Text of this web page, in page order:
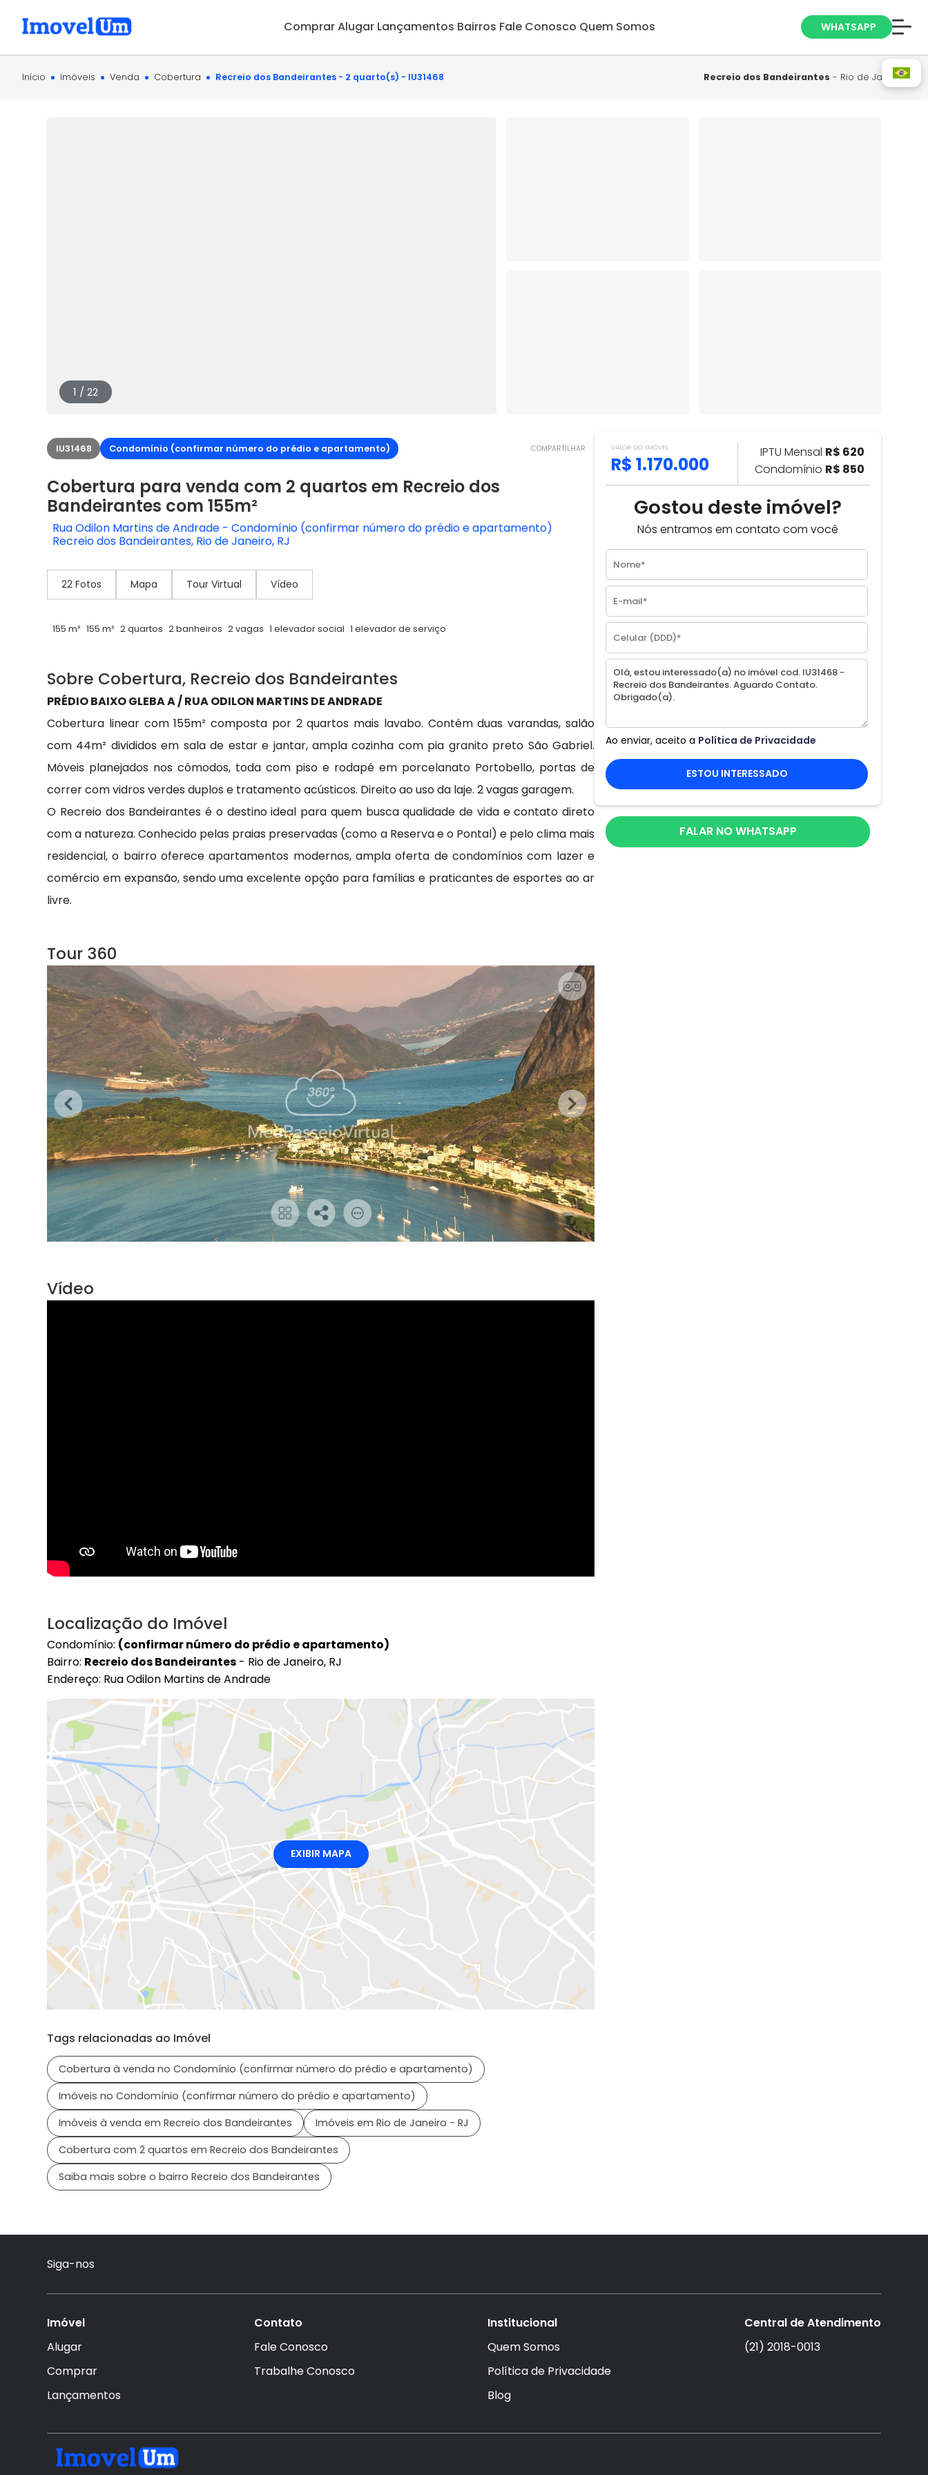
ComprarAlugar Lançamentos Bairros Fale Conosco Quem Somos WHATSAPP
Anuncie seu
Imóvel
Trabalhe Conosco
Início Imóveis Venda Cobertura Recreio dos Bandeirantes - 2 quarto(s) - IU31468 Recreio dos Bandeirantes - Rio de Janeiro
1 / 22
IU31468 Condomínio (confirmar número do prédio e apartamento) COMPARTILHAR
Cobertura para venda com 2 quartos em Recreio dos
Bandeirantes com 155m²
Rua Odilon Martins de Andrade - Condomínio (confirmar número do prédio e apartamento)
Recreio dos Bandeirantes, Rio de Janeiro, RJ
22 Fotos Mapa Tour Virtual Vídeo
155 m² 155 m² 2 quartos 2 banheiros 2 vagas 1 elevador social 1 elevador de serviço
Sobre Cobertura, Recreio dos Bandeirantes
PRÉDIO BAIXO GLEBA A / RUA ODILON MARTINS DE ANDRADE
Cobertura linear com 155m² composta por 2 quartos mais lavabo. Contém duas varandas, salão
com 44m² divididos em sala de estar e jantar, ampla cozinha com pia granito preto São Gabriel.
Móveis planejados nos cômodos, toda com piso e rodapé em porcelanato Portobello, portas de
correr com vidros verdes duplos e tratamento acústicos. Direito ao uso da laje. 2 vagas garagem.
O Recreio dos Bandeirantes é o destino ideal para quem busca qualidade de vida e contato direto
com a natureza. Conhecido pelas praias preservadas (como a Reserva e o Pontal) e pelo clima mais
residencial, o bairro oferece apartamentos modernos, ampla oferta de condomínios com lazer e
comércio em expansão, sendo uma excelente opção para famílias e praticantes de esportes ao ar
livre.
Tour 360
Vídeo
Localização do Imóvel
Condomínio: (confirmar número do prédio e apartamento)
Bairro: Recreio dos Bandeirantes - Rio de Janeiro, RJ
Endereço: Rua Odilon Martins de Andrade
EXIBIR MAPA
Tags relacionadas ao Imóvel
Cobertura à venda no Condomínio (confirmar número do prédio e apartamento)
Imóveis no Condomínio (confirmar número do prédio e apartamento)
Imóveis à venda em Recreio dos Bandeirantes
Imóveis em Rio de Janeiro - RJ
Cobertura com 2 quartos em Recreio dos Bandeirantes
Saiba mais sobre o bairro Recreio dos Bandeirantes
VALOR DO IMÓVEL
R$ 1.170.000
IPTU Mensal R$ 620
Condomínio R$ 850
Gostou deste imóvel?
Nós entramos em contato com você
Ao enviar, aceito a Política de Privacidade
ESTOU INTERESSADO
FALAR NO WHATSAPP
Siga-nos
Imóvel
Alugar
Comprar
Lançamentos
Contato
Fale Conosco
Trabalhe Conosco
Institucional
Quem Somos
Política de Privacidade
Blog
Central de Atendimento
(21) 2018-0013